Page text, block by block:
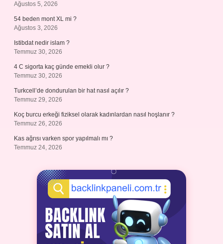
Ağustos 5, 2026
54 beden mont XL mi ?
Ağustos 3, 2026
Istibdat nedir islam ?
Temmuz 30, 2026
4 C sigorta kaç günde emekli olur ?
Temmuz 30, 2026
Turkcell’de dondurulan bir hat nasıl açılır ?
Temmuz 29, 2026
Koç burcu erkeği fiziksel olarak kadınlardan nasıl hoşlanır ?
Temmuz 26, 2026
Kas ağrısı varken spor yapılmalı mı ?
Temmuz 24, 2026